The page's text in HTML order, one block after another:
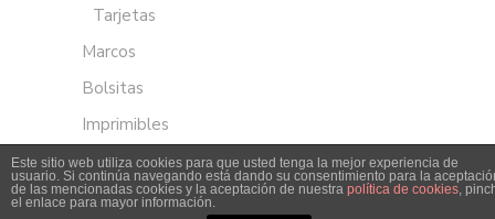
Tarjetas
Marcos
Bolsitas
Imprimibles
Este sitio web utiliza cookies para que usted tenga la mejor experiencia de
usuario. Si continúa navegando está dando su consentimiento para la
de las mencionadas cookies y la aceptación de nuestra política de cookies,
el enlace para mayor información.